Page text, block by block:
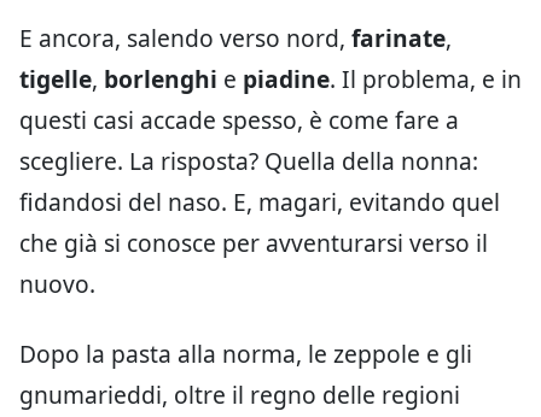
E ancora, salendo verso nord, farinate,
tigelle, borlenghi e piadine. Il problema, e in
questi casi accade spesso, è come fare a
scegliere. La risposta? Quella della nonna:
fidandosi del naso. E, magari, evitando quel
che già si conosce per avventurarsi verso il
nuovo.
Dopo la pasta alla norma, le zeppole e gli
gnumarieddi, oltre il regno delle regioni